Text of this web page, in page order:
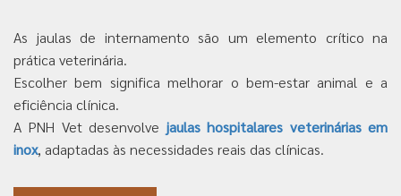
As jaulas de internamento são um elemento crítico na
prática veterinária.
Escolher bem significa melhorar o bem-estar animal e a
eficiência clínica.
A PNH Vet desenvolve jaulas hospitalares veterinárias em
inox, adaptadas às necessidades reais das clínicas.